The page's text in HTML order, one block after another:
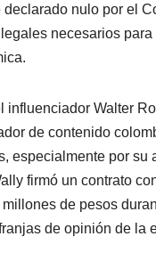
declarado nulo por el
necesarios
influenciador Walter
de contenido
especialmente por su
firmó un contrato
de pesos
de opinión de la